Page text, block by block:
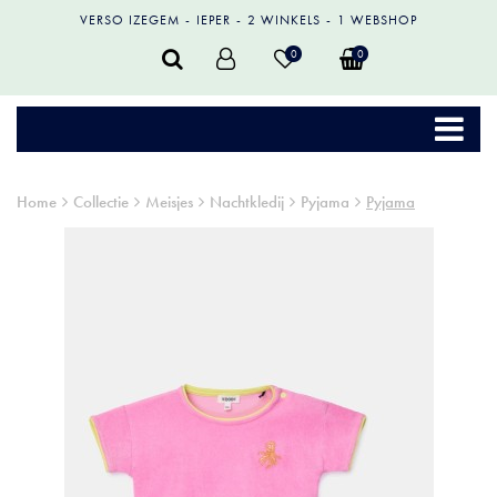
VERSO IZEGEM IEPER 2 WINKELS 1 WEBSHOP
0 0
Home Collectie Meisjes Nachtkledij Pyjama Pyjama